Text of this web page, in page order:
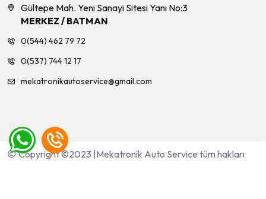
Gültepe Mah. Yeni Sanayi Sitesi Yanı No:3
MERKEZ / BATMAN
0(544) 462 79 72
0(537) 744 12 17
mekatronikautoservice@gmail.com
Copyright ©2023 |Mekatronik Auto Service tüm hakları